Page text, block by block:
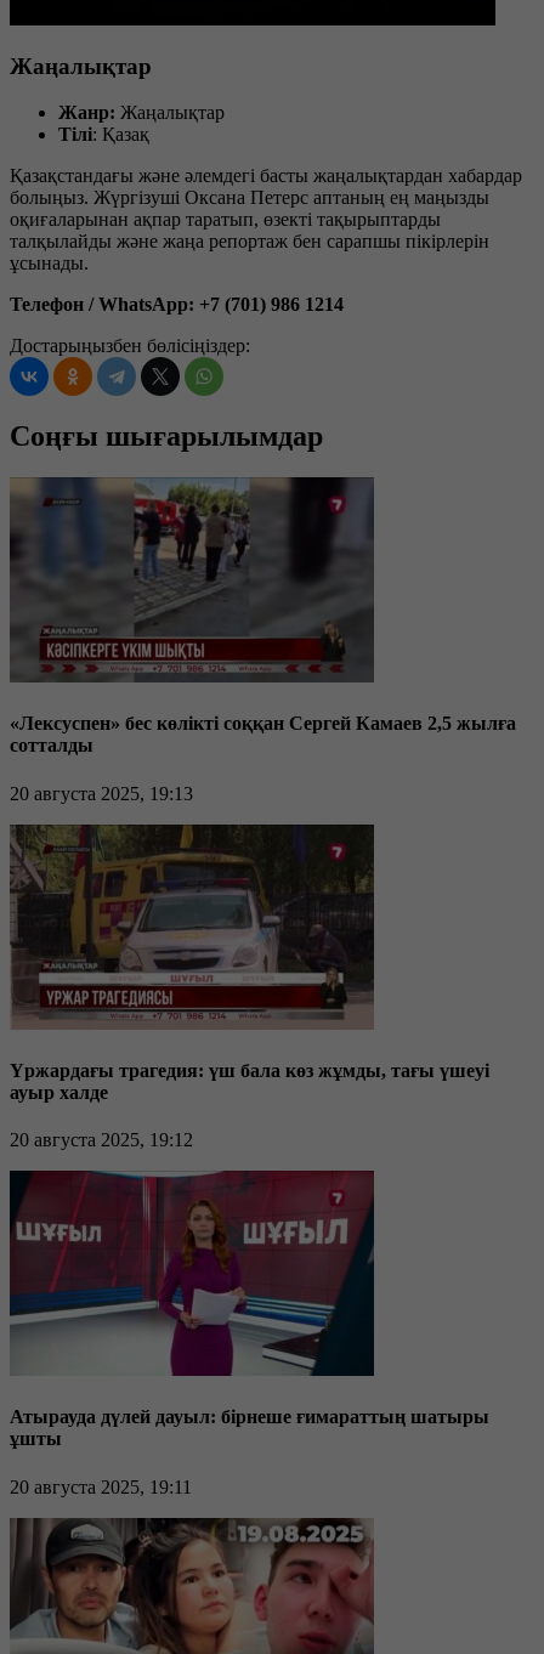
Жаңалықтар
Жанр: Жаңалықтар
Тілі: Қазақ
Қазақстандағы және әлемдегі басты жаңалықтардан хабардар
болыңыз. Жүргізуші Оксана Петерс аптаның ең маңызды
оқиғаларынан ақпар таратып, өзекті тақырыптарды
талқылайды және жаңа репортаж бен сарапшы пікірлерін
ұсынады.
Телефон / WhatsApp: +7 (701) 986 1214
Достарыңызбен бөлісіңіздер:
Соңғы шығарылымдар
«Лексуспен» бес көлікті соққан Сергей Камаев 2,5 жылға
сотталды
20 августа 2025, 19:13
Үржардағы трагедия: үш бала көз жұмды, тағы үшеуі
ауыр халде
20 августа 2025, 19:12
Атырауда дүлей дауыл: бірнеше ғимараттың шатыры
ұшты
20 августа 2025, 19:11